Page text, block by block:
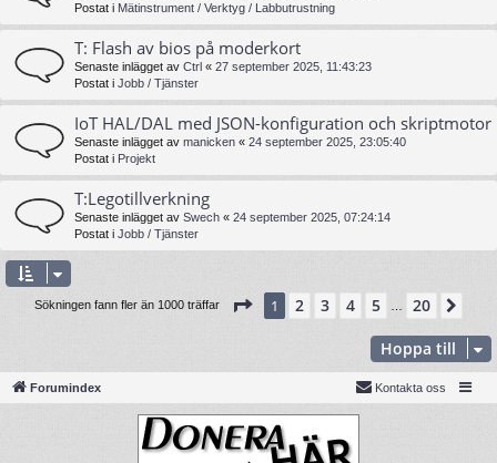
Postat i Mätinstrument / Verktyg / Labbutrustning
T: Flash av bios på moderkort
Senaste inlägget av Ctrl « 27 september 2025, 11:43:23
Postat i Jobb / Tjänster
IoT HAL/DAL med JSON-konfiguration och skriptmotor
Senaste inlägget av manicken « 24 september 2025, 23:05:40
Postat i Projekt
T:Legotillverkning
Senaste inlägget av Swech « 24 september 2025, 07:24:14
Postat i Jobb / Tjänster
Sökningen fann fler än 1000 träffar Sida 1av20
1 2 3 4 5 20
Hoppa till
Forumindex Kontakta oss